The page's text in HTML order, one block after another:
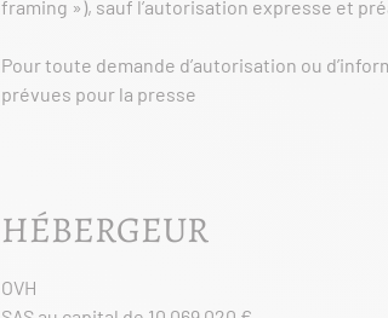
framing »), sauf l’autorisation expresse et
Pour toute demande d’autorisation ou
prévues pour la presse
HÉBERGEUR
OVH